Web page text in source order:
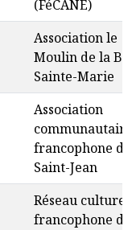
(FéCANE)
Association le
Moulin de la
Sainte-Marie
Association
communautaire
francophone de
Saint-Jean
Réseau culturel
francophone de